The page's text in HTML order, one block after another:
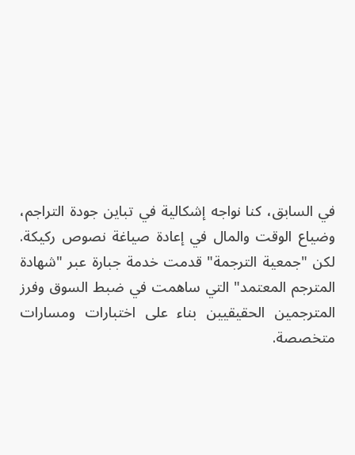
في السابق، كنا نواجه إشكالية في تباين جودة التراجم،
وضياع الوقت والمال في إعادة صياغة نصوص ركيكة.
لكن "جمعية الترجمة" قدمت خدمة جبارة عبر "شهادة
المترجم المعتمد" التي ساهمت في ضبط السوق وفرز
المترجمين الحقيقيين بناء على اختبارات ومسارات
متخصصة.